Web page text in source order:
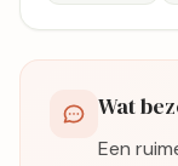
Wat
Een